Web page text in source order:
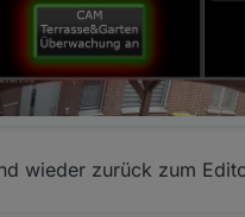
wieder zurück zum